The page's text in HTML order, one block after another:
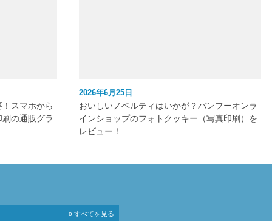
スマホから
の通販グラ
2026年6月25日
おいしいノベルティはいかが？バンフーオンラ
インショップのフォトクッキー（写真印刷）を
レビュー！
» すべてを見る